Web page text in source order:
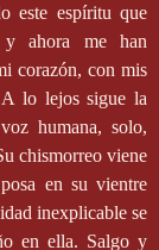
este espíritu que
y ahora me han
corazón, con mis
lo lejos sigue la
humana, solo,
chismorreo viene
en su vientre
inexplicable se
en ella. Salgo y